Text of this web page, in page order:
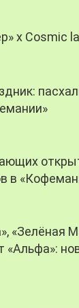
х Cosmic
в
«Зелёная
«Альфа»: